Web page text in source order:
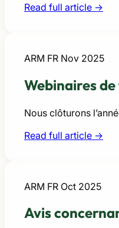
Read full article →
ARM FR Nov 2025
Webinaires de
Nous clôturons
Read full article →
ARM FR Oct 2025
Avis